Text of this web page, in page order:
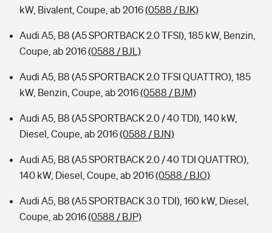
kW, Bivalent, Coupe, ab 2016(0588 / BJK)
Audi A5, B8 (A5 SPORTBACK 2.0 TFSI), 185 kW, Benzin,
Coupe, ab 2016(0588 / BJL)
Audi A5, B8 (A5 SPORTBACK 2.0 TFSI QUATTRO), 185
kW, Benzin, Coupe, ab 2016(0588 / BJM)
Audi A5, B8 (A5 SPORTBACK 2.0 / 40 TDI), 140 kW,
Diesel, Coupe, ab 2016(0588 / BJN)
Audi A5, B8 (A5 SPORTBACK 2.0 / 40 TDI QUATTRO),
140 kW, Diesel, Coupe, ab 2016(0588 / BJO)
Audi A5, B8 (A5 SPORTBACK 3.0 TDI), 160 kW, Diesel,
Coupe, ab 2016(0588 / BJP)